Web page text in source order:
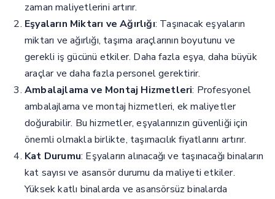
zaman maliyetlerini artırır.
Eşyaların Miktarı ve Ağırlığı: Taşınacak eşyaların
miktarı ve ağırlığı, taşıma araçlarının boyutunu ve
gerekli iş gücünü etkiler. Daha fazla eşya, daha büyük
araçlar ve daha fazla personel gerektirir.
Ambalajlama ve Montaj Hizmetleri: Profesyonel
ambalajlama ve montaj hizmetleri, ek maliyetler
doğurabilir. Bu hizmetler, eşyalarınızın güvenliği için
önemli olmakla birlikte, taşımacılık fiyatlarını artırır.
Kat Durumu: Eşyaların alınacağı ve taşınacağı binaların
kat sayısı ve asansör durumu da maliyeti etkiler.
Yüksek katlı binalarda ve asansörsüz binalarda